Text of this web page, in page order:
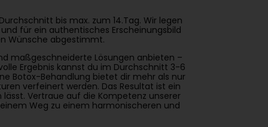
bis max. zum 14.Tag. Wir legen
für ein authentisches Erscheinungsbild
Wünsche abgestimmt.
maßgeschneiderte Lösungen anbieten –
Ergebnis kannst du im Durchschnitt 3-6
Botox-Behandlung bietet dir mehr als nur
verfeinert werden. Das Resultat ist ein
Vertraue auf die Kompetenz unserer
Weg zu einem harmonischeren und